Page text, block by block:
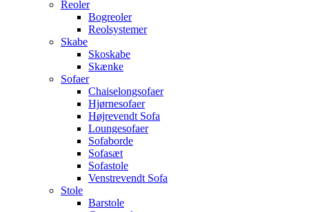
Reoler
Bogreoler
Reolsystemer
Skabe
Skoskabe
Skænke
Sofaer
Chaiselongsofaer
Hjørnesofaer
Højrevendt Sofa
Loungesofaer
Sofaborde
Sofasæt
Sofastole
Venstrevendt Sofa
Stole
Barstole